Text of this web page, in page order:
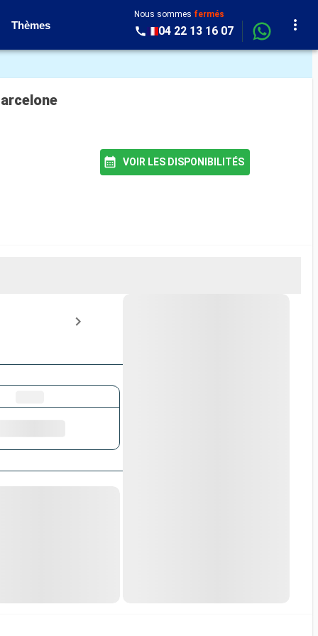
Thèmes
Nous sommes fermés
04 22 13 16 07
VOIR LES DISPONIBILITÉS